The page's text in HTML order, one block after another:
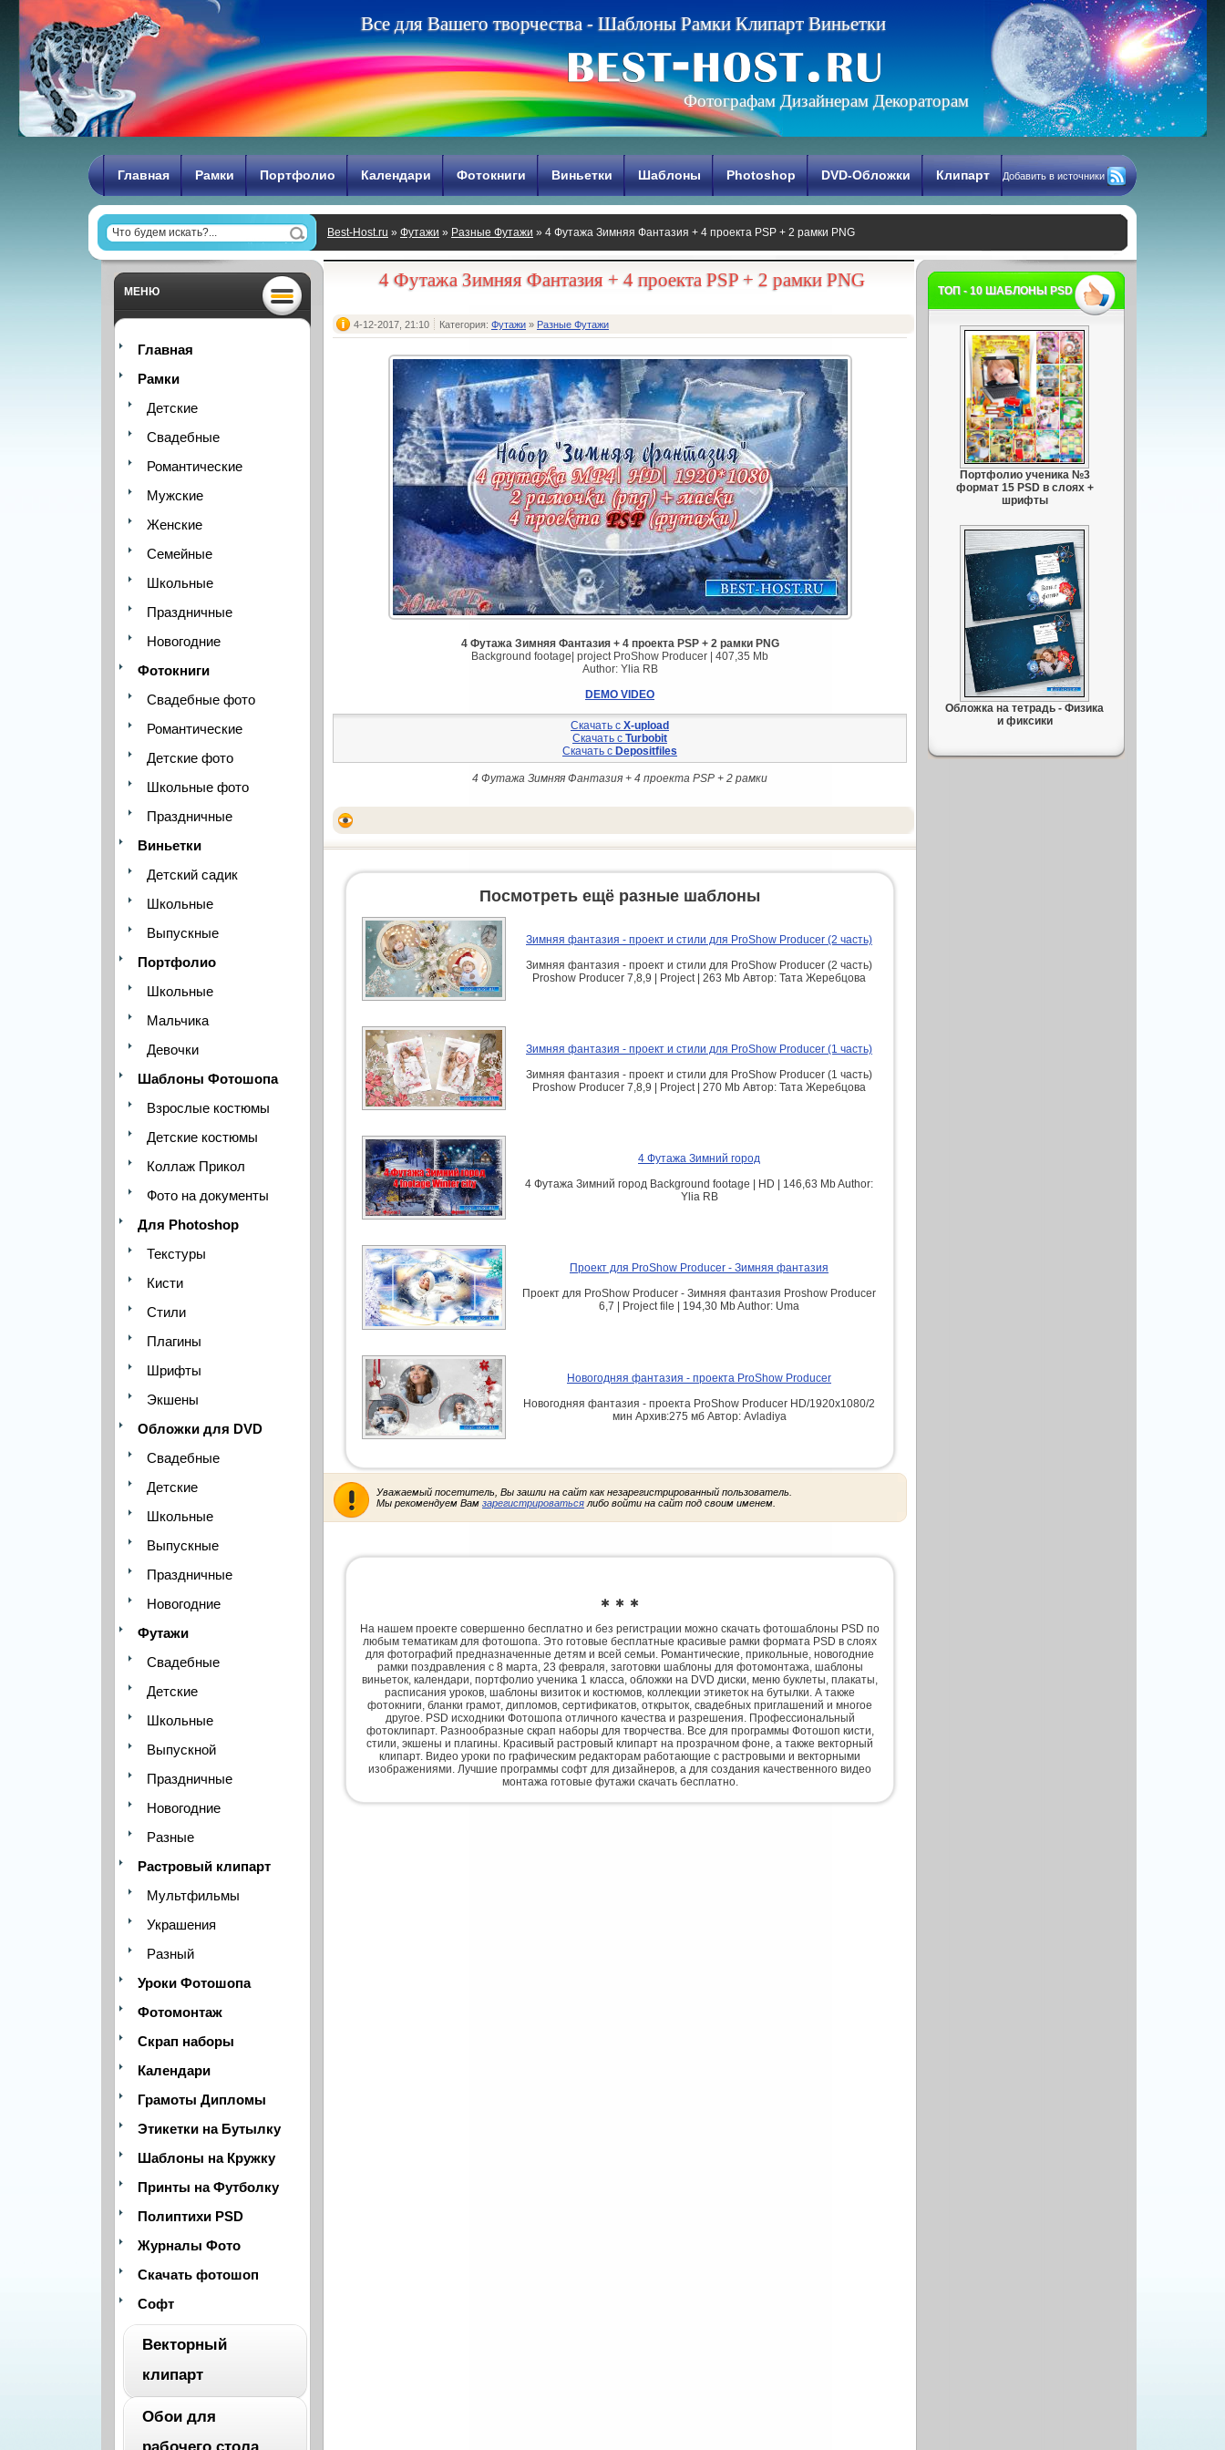
Все для Вашего творчества - Шаблоны Рамки Клипарт Виньетки
Фотографам Дизайнерам Декораторам
Главная Рамки Портфолио Календари Фотокниги Виньетки Шаблоны Photoshop DVD-Обложки Клипарт Добавить в источники
Best-Host.ru » Футажи » Разные Футажи » 4 Футажа Зимняя Фантазия + 4 проекта PSP + 2 рамки PNG
МЕНЮ
Главная
Рамки
Детские
Свадебные
Романтические
Мужские
Женские
Семейные
Школьные
Праздничные
Новогодние
Фотокниги
Свадебные фото
Романтические
Детские фото
Школьные фото
Праздничные
Виньетки
Детский садик
Школьные
Выпускные
Портфолио
Школьные
Мальчика
Девочки
Шаблоны Фотошопа
Взрослые костюмы
Детские костюмы
Коллаж Прикол
Фото на документы
Для Photoshop
Текстуры
Кисти
Стили
Плагины
Шрифты
Экшены
Обложки для DVD
Свадебные
Детские
Школьные
Выпускные
Праздничные
Новогодние
Футажи
Свадебные
Детские
Школьные
Выпускной
Праздничные
Новогодние
Разные
Растровый клипарт
Мультфильмы
Украшения
Разный
Уроки Фотошопа
Фотомонтаж
Скрап наборы
Календари
Грамоты Дипломы
Этикетки на Бутылку
Шаблоны на Кружку
Принты на Футболку
Полиптихи PSD
Журналы Фото
Скачать фотошоп
Софт
Векторный
клипарт
Обои для
4 Футажа Зимняя Фантазия + 4 проекта PSP + 2 рамки PNG
4-12-2017, 21:10 Категория: Футажи » Разные Футажи
4 Футажа Зимняя Фантазия + 4 проекта PSP + 2 рамки PNG
Background footage| project ProShow Producer | 407,35 Mb
Author: Ylia RB
DEMO VIDEO
Скачать с X-upload
Скачать с Turbobit
Скачать с Depositfiles
4 Футажа Зимняя Фантазия + 4 проекта PSP + 2 рамки
Посмотреть ещё разные шаблоны
Зимняя фантазия - проект и стили для ProShow Producer (2 часть)
Зимняя фантазия - проект и стили для ProShow Producer (2 часть)
Proshow Producer 7,8,9 | Project | 263 Mb Автор: Тата Жеребцова
Зимняя фантазия - проект и стили для ProShow Producer (1 часть)
Зимняя фантазия - проект и стили для ProShow Producer (1 часть)
Proshow Producer 7,8,9 | Project | 270 Mb Автор: Тата Жеребцова
4 Футажа Зимний город
4 Футажа Зимний город Background footage | HD | 146,63 Mb Author:
Ylia RB
Проект для ProShow Producer - Зимняя фантазия
Проект для ProShow Producer - Зимняя фантазия Proshow Producer
6,7 | Project file | 194,30 Mb Author: Uma
Новогодняя фантазия - проекта ProShow Producer
Новогодняя фантазия - проекта ProShow Producer HD/1920х1080/2
мин Архив:275 мб Автор: Avladiya
Уважаемый посетитель, Вы зашли на сайт как незарегистрированный пользователь.
Мы рекомендуем Вам зарегистрироваться либо войти на сайт под своим именем.
✱ ✱ ✱
На нашем проекте совершенно бесплатно и без регистрации можно скачать фотошаблоны PSD по
любым тематикам для фотошопа. Это готовые бесплатные красивые рамки формата PSD в слоях
для фотографий предназначенные детям и всей семьи. Романтические, прикольные, новогодние
рамки поздравления с 8 марта, 23 февраля, заготовки шаблоны для фотомонтажа, шаблоны
виньеток, календари, портфолио ученика 1 класса, обложки на DVD диски, меню буклеты, плакаты,
расписания уроков, шаблоны визиток и костюмов, коллекции этикеток на бутылки. А также
фотокниги, бланки грамот, дипломов, сертификатов, открыток, свадебных приглашений и многое
другое. PSD исходники Фотошопа отличного качества и разрешения. Профессиональный
фотоклипарт. Разнообразные скрап наборы для творчества. Все для программы Фотошоп кисти,
стили, экшены и плагины. Красивый растровый клипарт на прозрачном фоне, а также векторный
клипарт. Видео уроки по графическим редакторам работающие с растровыми и векторными
изображениями. Лучшие программы софт для дизайнеров, а для создания качественного видео
монтажа готовые футажи скачать бесплатно.
ТОП - 10 ШАБЛОНЫ PSD
Портфолио ученика №3
формат 15 PSD в слоях +
шрифты
Обложка на тетрадь - Физика
и фиксики